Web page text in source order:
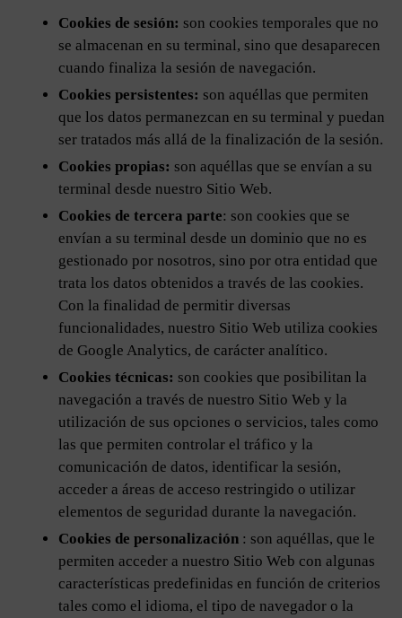
Cookies de sesión: son cookies temporales que no
se almacenan en su terminal, sino que desaparecen
cuando finaliza la sesión de navegación.
Cookies persistentes: son aquéllas que permiten
que los datos permanezcan en su terminal y puedan
ser tratados más allá de la finalización de la sesión.
Cookies propias: son aquéllas que se envían a su
terminal desde nuestro Sitio Web.
Cookies de tercera parte: son cookies que se
envían a su terminal desde un dominio que no es
gestionado por nosotros, sino por otra entidad que
trata los datos obtenidos a través de las cookies.
Con la finalidad de permitir diversas
funcionalidades, nuestro Sitio Web utiliza cookies
de Google Analytics, de carácter analítico.
Cookies técnicas: son cookies que posibilitan la
navegación a través de nuestro Sitio Web y la
utilización de sus opciones o servicios, tales como
las que permiten controlar el tráfico y la
comunicación de datos, identificar la sesión,
acceder a áreas de acceso restringido o utilizar
elementos de seguridad durante la navegación.
Cookies de personalización : son aquéllas, que le
permiten acceder a nuestro Sitio Web con algunas
características predefinidas en función de criterios
tales como el idioma, el tipo de navegador o la